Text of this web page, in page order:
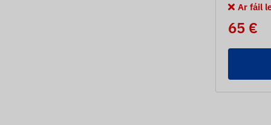
Ar fáil
65 €